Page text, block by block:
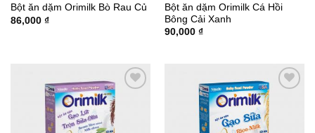
Bột ăn dặm Orimilk Bò Rau Củ
86,000 ₫
Bột ăn dặm Orimilk Cá Hồi
Bông Cải Xanh
90,000 ₫